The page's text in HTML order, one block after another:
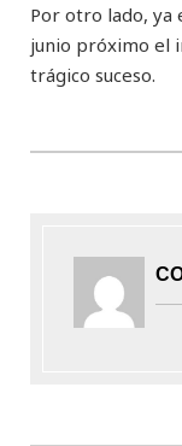
Por otro lado, ya
junio próximo el
trágico suceso.